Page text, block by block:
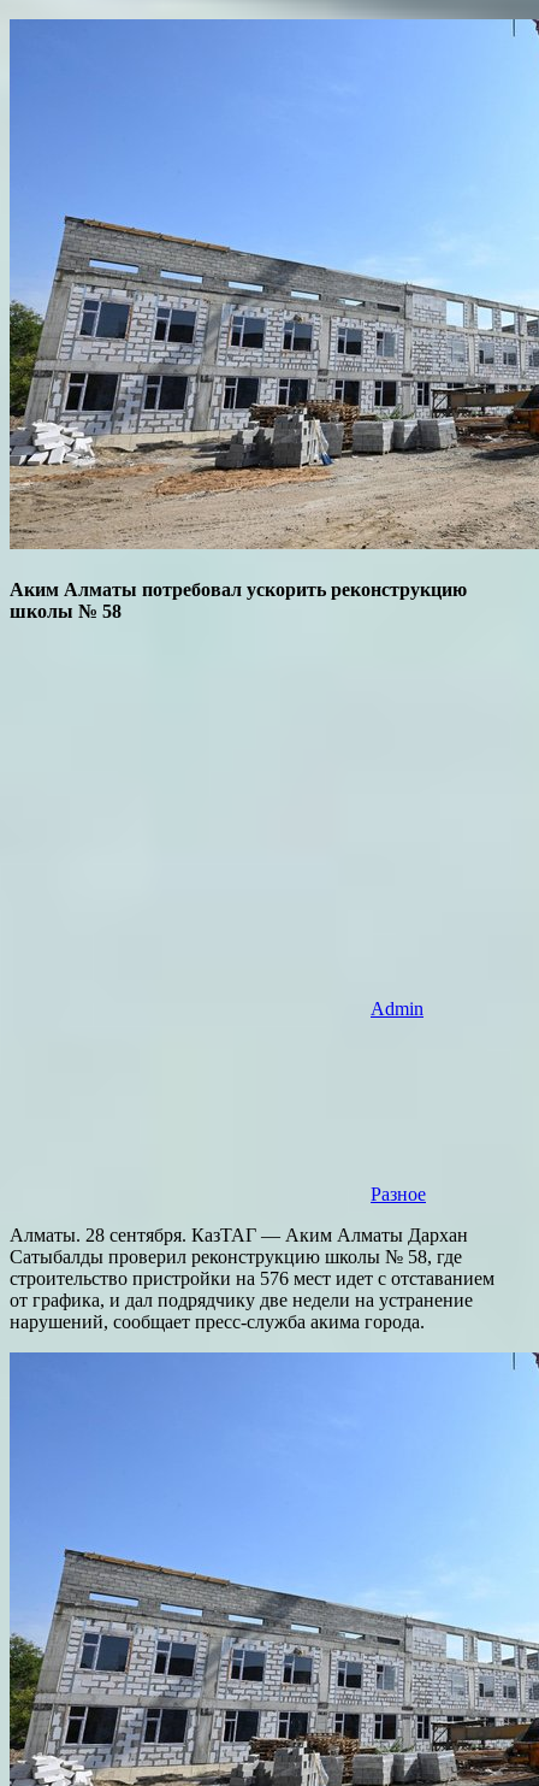
Аким Алматы потребовал ускорить реконструкцию
школы № 58
Admin
Разное
Алматы. 28 сентября. КазТАГ — Аким Алматы Дархан
Сатыбалды проверил реконструкцию школы № 58, где
строительство пристройки на 576 мест идет с отставанием
от графика, и дал подрядчику две недели на устранение
нарушений, сообщает пресс-служба акима города.